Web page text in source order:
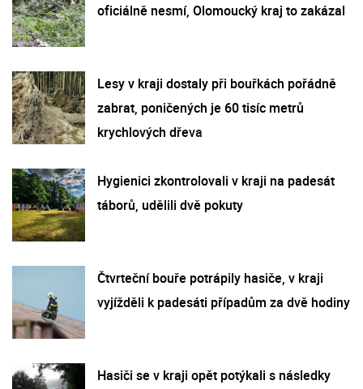
oficiálně nesmí, Olomoucký kraj to zakázal
Lesy v kraji dostaly při bouřkách pořádně
zabrat, poničených je 60 tisíc metrů
krychlových dřeva
Hygienici zkontrolovali v kraji na padesát
táborů, udělili dvě pokuty
Čtvrteční bouře potrápily hasiče, v kraji
vyjížděli k padesáti případům za dvě hodiny
Hasiči se v kraji opět potýkali s následky